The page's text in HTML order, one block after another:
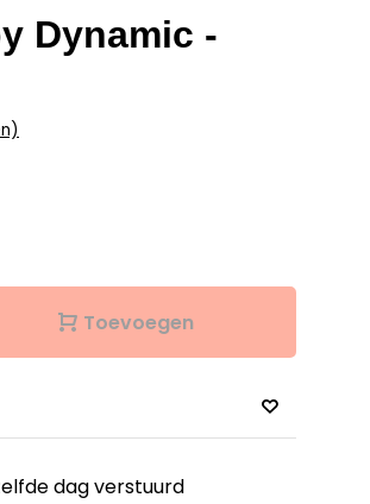
Dynamic -
Toevoegen
dag verstuurd